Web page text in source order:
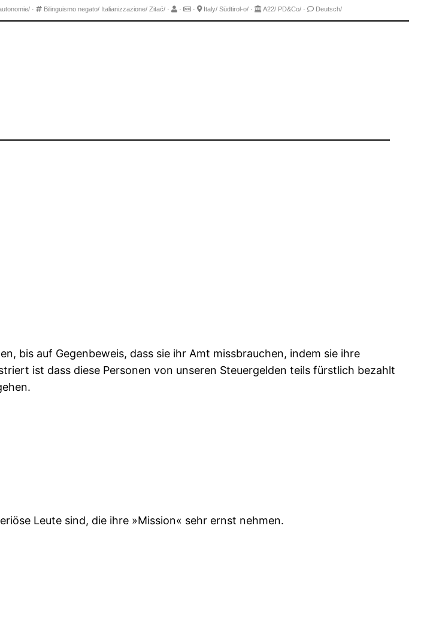
· Bilinguismo negato/ Italianizzazione/ Zitać/ · · · Italy/ Südtirol-o/ · A22/ PD&Co/ · Deutsch/
bis auf Gegenbeweis, dass sie ihr Amt missbrauchen, indem sie ihre
ist dass diese Personen von unseren Steuergelden teils fürstlich bezahlt
Leute sind, die ihre »Mission« sehr ernst nehmen.